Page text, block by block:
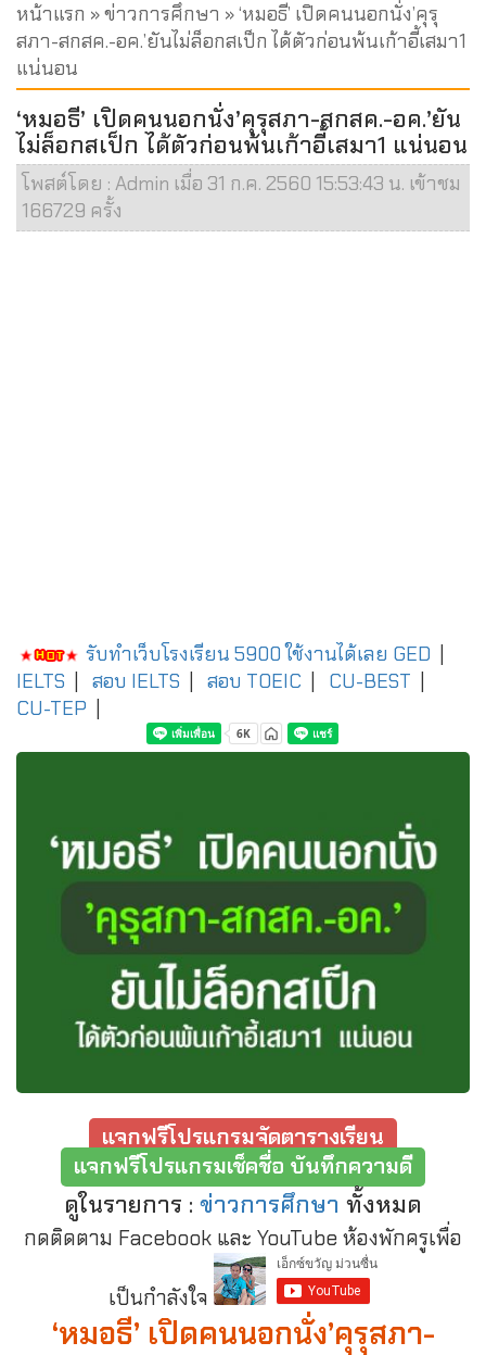
หน้าแรก »ข่าวการศึกษา » ‘หมอธี’ เปิดคนนอกนั่ง’คุรุ
สภา-สกสค.-อค.’ยันไม่ล็อกสเป็ก ได้ตัวก่อนพ้นเก้าอี้เสมา1
แน่นอน
‘หมอธี’ เปิดคนนอกนั่ง’คุรุสภา-สกสค.-อค.’ยัน
ไม่ล็อกสเป็ก ได้ตัวก่อนพ้นเก้าอี้เสมา1 แน่นอน
โพสต์โดย : Admin เมื่อ 31 ก.ค. 2560 15:53:43 น. เข้าชม
166729 ครั้ง
รับทำเว็บโรงเรียน 5900 ใช้งานได้เลย GED
IELTS
สอบ IELTS สอบ TOEIC CU-BEST
CU-TEP
แจกฟรีโปรแกรมจัดตารางเรียน
แจกฟรีโปรแกรมเช็คชื่อ บันทึกความดี
ดูในรายการ : ข่าวการศึกษา ทั้งหมด
กดติดตาม Facebook และ YouTube ห้องพักครูเพื่อ
เป็นกำลังใจ
‘หมอธี’ เปิดคนนอกนั่ง’คุรุสภา-